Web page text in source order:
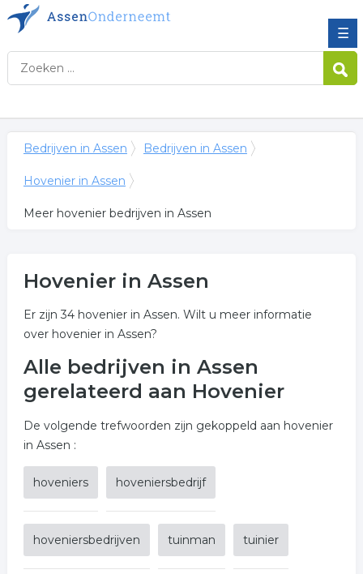
☰
Bedrijven in Assen Bedrijven in Assen
Hovenier in Assen
Meer hovenier bedrijven in Assen
Hovenier in Assen
Er zijn 34 hovenier in Assen. Wilt u meer informatie
over hovenier in Assen?
Alle bedrijven in Assen
gerelateerd aan Hovenier
De volgende trefwoorden zijn gekoppeld aan hovenier
in Assen :
hoveniers hoveniersbedrijf
hoveniersbedrijven tuinman tuinier